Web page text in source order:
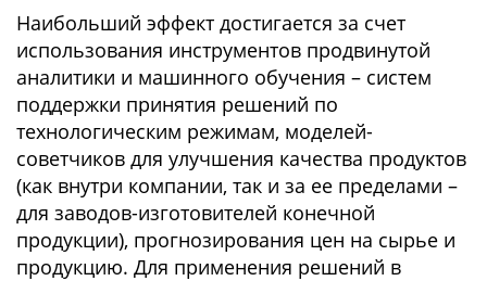
Наибольший эффект достигается за счет
использования инструментов продвинутой
аналитики и машинного обучения – систем
поддержки принятия решений по
технологическим режимам, моделей-
советчиков для улучшения качества продуктов
(как внутри компании, так и за ее пределами –
для заводов-изготовителей конечной
продукции), прогнозирования цен на сырье и
продукцию. Для применения решений в